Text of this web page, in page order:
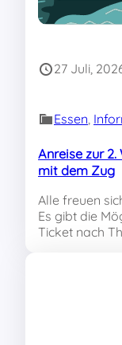
27 Juli,
Essen
Anreise zur
mit dem Zug
Alle freuen
Es gibt die
Ticket nach